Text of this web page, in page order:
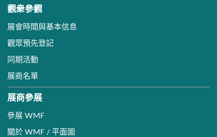
觀衆參觀
展會時間與基本信息
觀眾預先登記
同期活動
展商名單
展商參展
參展 WMF
關於 WMF / 平面圖